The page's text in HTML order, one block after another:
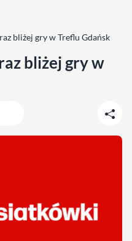
bliżej gry w Treflu Gdańsk
bliżej gry w